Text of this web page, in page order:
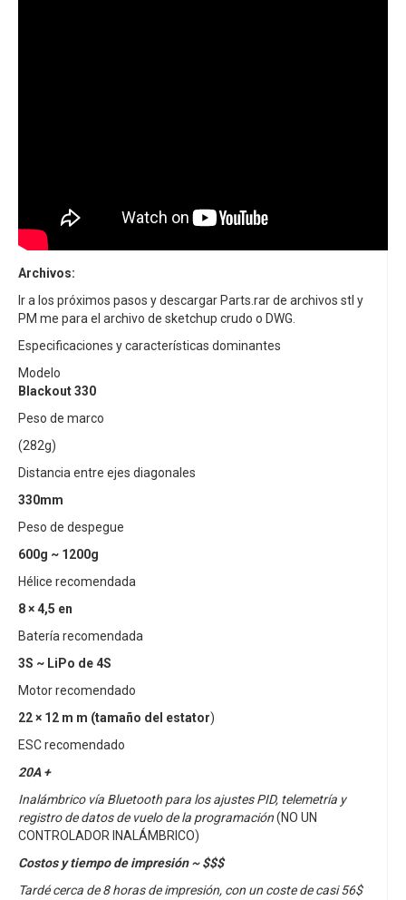
Archivos:
Ir a los próximos pasos y descargar Parts.rar de archivos stl y
PM me para el archivo de sketchup crudo o DWG.
Especificaciones y características dominantes
Modelo
Blackout 330
Peso de marco
(282g)
Distancia entre ejes diagonales
330mm
Peso de despegue
600g ~ 1200g
Hélice recomendada
8 × 4,5 en
Batería recomendada
3S ~ LiPo de 4S
Motor recomendado
22 × 12 m m (tamaño del estator)
ESC recomendado
20A +
Inalámbrico vía Bluetooth para los ajustes PID, telemetría y
registro de datos de vuelo de la programación(NO UN
CONTROLADOR INALÁMBRICO)
Costos y tiempo de impresión ~ $$$
Tardé cerca de 8 horas de impresión, con un coste de casi 56$